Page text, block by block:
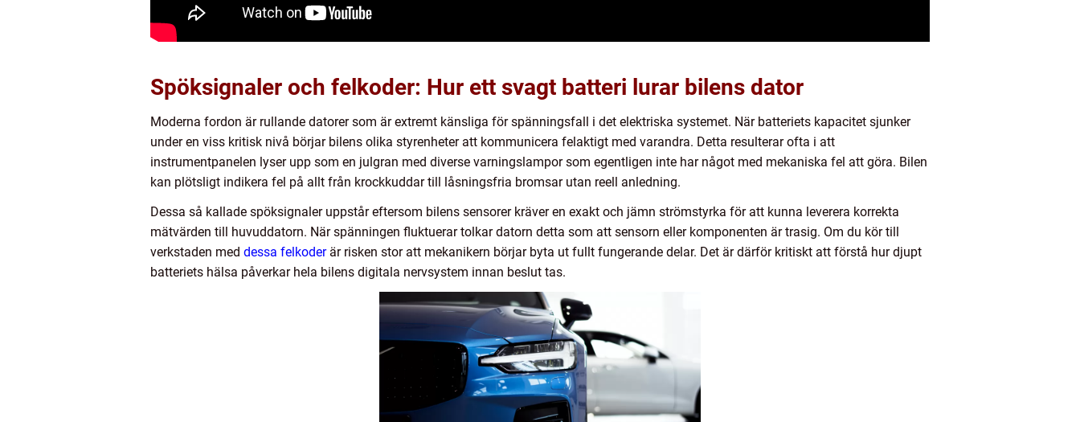
Spöksignaler och felkoder: Hur ett svagt batteri lurar bilens dator
Moderna fordon är rullande datorer som är extremt känsliga för spänningsfall i det elektriska systemet. När batteriets kapacitet sjunker
under en viss kritisk nivå börjar bilens olika styrenheter att kommunicera felaktigt med varandra. Detta resulterar ofta i att
instrumentpanelen lyser upp som en julgran med diverse varningslampor som egentligen inte har något med mekaniska fel att göra. Bilen
kan plötsligt indikera fel på allt från krockkuddar till låsningsfria bromsar utan reell anledning.
Dessa så kallade spöksignaler uppstår eftersom bilens sensorer kräver en exakt och jämn strömstyrka för att kunna leverera korrekta
mätvärden till huvuddatorn. När spänningen fluktuerar tolkar datorn detta som att sensorn eller komponenten är trasig. Om du kör till
verkstaden med dessa felkoderär risken stor att mekanikern börjar byta ut fullt fungerande delar. Det är därför kritiskt att förstå hur djupt
batteriets hälsa påverkar hela bilens digitala nervsystem innan beslut tas.